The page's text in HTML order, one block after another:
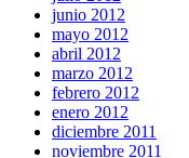
junio 2012
mayo 2012
abril 2012
marzo 2012
febrero 2012
enero 2012
diciembre 2011
noviembre 2011